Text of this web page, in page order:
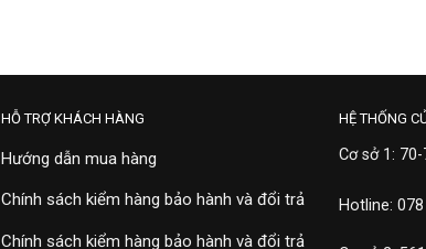
HỖ TRỢ KHÁCH HÀNG
Hướng dẫn mua hàng
Chính sách kiểm hàng bảo hành và đổi trả
Chính sách kiểm hàng bảo hành và đổi trả
HỆ THỐNG
Cơ sở 1:
Hotline: